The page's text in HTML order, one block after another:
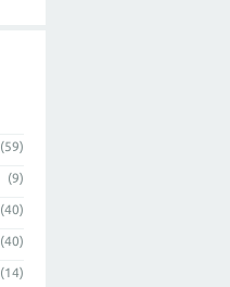
(59)
(9)
(40)
(40)
(14)